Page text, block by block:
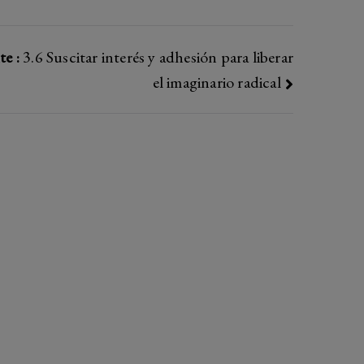
:3.6 Suscitar interés y adhesión para liberar
el imaginario radical